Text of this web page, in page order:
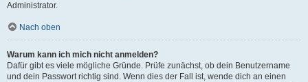
Administrator.
Nach oben
Warum kann ich mich nicht anmelden?
Dafür gibt es viele mögliche Gründe. Prüfe zunächst, ob dein Benutzername
und dein Passwort richtig sind. Wenn dies der Fall ist, wende dich an einen